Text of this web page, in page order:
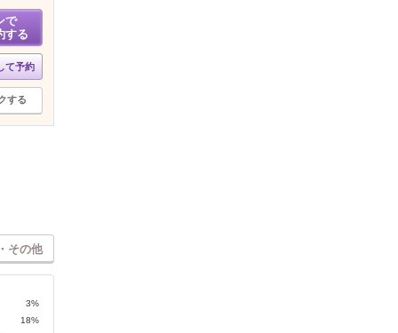
で
する
て予約
する
その他
3%
18%